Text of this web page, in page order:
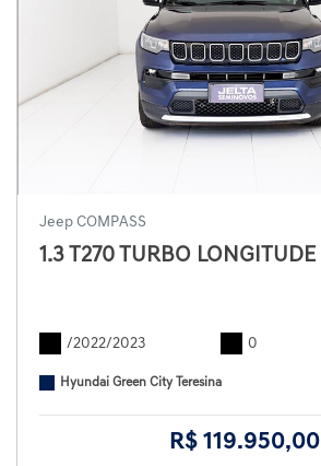
Jeep COMPASS
1.3 T270 TURBO LONGITUDE
/2022/2023 0
Hyundai Green City Teresina
R$ 119.950,00